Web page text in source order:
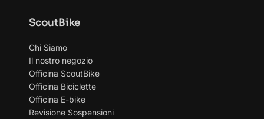
ScoutBike
Chi Siamo
Il nostro negozio
Officina ScoutBike
Officina Biciclette
Officina E-bike
Revisione Sospensioni